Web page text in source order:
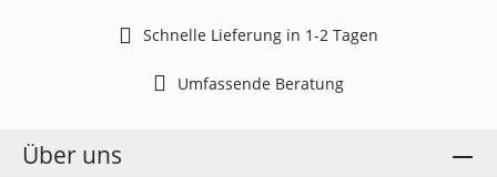
Schnelle Lieferung in 1-2 Tagen
Umfassende Beratung
Über uns